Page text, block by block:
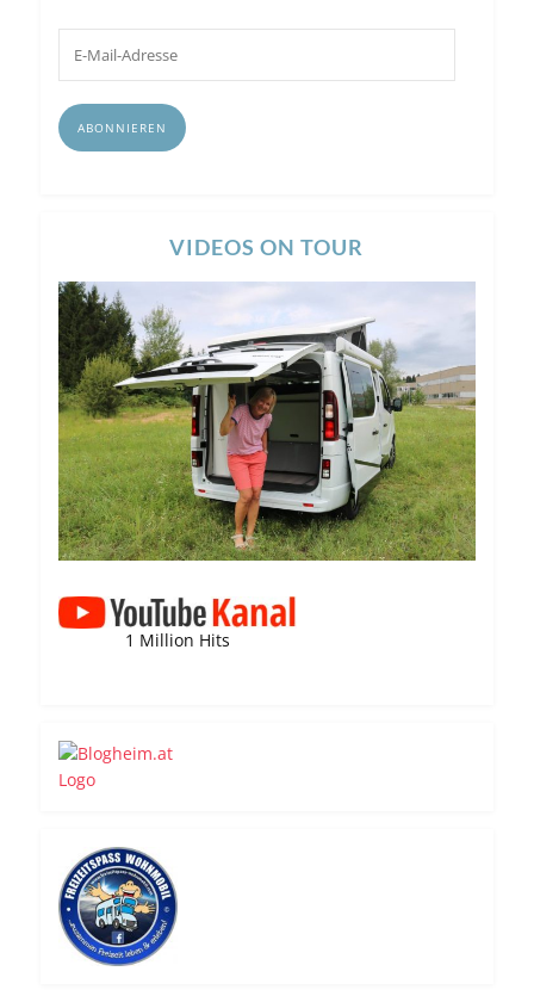
Adresse
ABONNIEREN
VIDEOS ON TOUR
1 Million Hits